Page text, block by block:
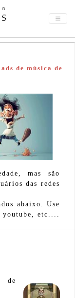
de música de
mas são
das redes
abaixo. Use
youtube, etc....
de